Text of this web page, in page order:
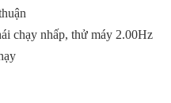
chạy nhấp, thử máy 2.00Hz